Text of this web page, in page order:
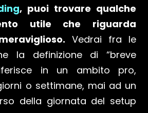
, puoi trovare qualche
utile che riguarda
Vedrai fra le
la definizione di “breve
in un ambito pro,
o settimane, mai ad un
della giornata del setup